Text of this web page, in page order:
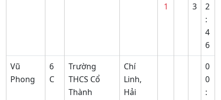
1
3
2
:
4
6
Vũ
Phong
6
C
Trường
THCS Cổ
Thành
Chí
Linh,
Hải
0
0
: